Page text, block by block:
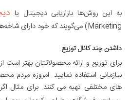
به این روش‌ها بازاریابی دیجیتال یا
Marketing) می‌گویند که خود دارای شاخه‌ها و روش‌های مختلفی است.
داشتن چند کانال توزیع
برای توزیع و ارائه محصولاتتان بهتر
سازمانی استفاده نمایید. امروزه مردم
های مختلفی تهیه می کنند. برای مثال